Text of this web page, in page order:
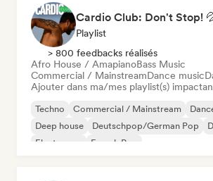
Cardio Club: Don't Stop!
Playlist
> 800 feedbacks réalisés
Afro House / AmapianoBass Music
Commercial / MainstreamDance music
Ajouter dans ma/mes playlist(s)
Techno Commercial / Mainstream
Deep house
Deutschpop/German Pop
Electropop
French Pop